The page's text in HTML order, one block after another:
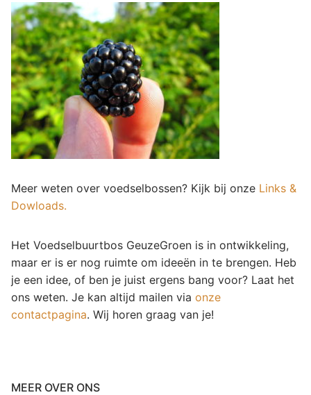
Meer weten over voedselbossen? Kijk bij onze Links &
Dowloads.
Het Voedselbuurtbos GeuzeGroen is in ontwikkeling,
maar er is er nog ruimte om ideeën in te brengen. Heb
je een idee, of ben je juist ergens bang voor? Laat het
ons weten. Je kan altijd mailen via onze
contactpagina. Wij horen graag van je!
MEER OVER ONS